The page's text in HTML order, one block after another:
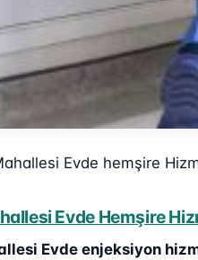
Evde hemşire
Evde Hemşire
Evde enjeksiyon